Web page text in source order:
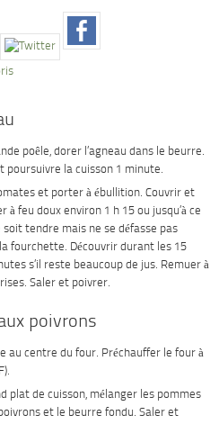
poêle, dorer l’agneau dans le beurre.
poursuivre la cuisson 1 minute.
et porter à ébullition. Couvrir et
à feu doux environ 1 h 15 ou jusqu’à ce
soit tendre mais ne se défasse pas
fourchette. Découvrir durant les 15
s’il reste beaucoup de jus. Remuer à
Saler et poivrer.
poivrons
au centre du four. Préchauffer le four à
plat de cuisson, mélanger les pommes
et le beurre fondu. Saler et